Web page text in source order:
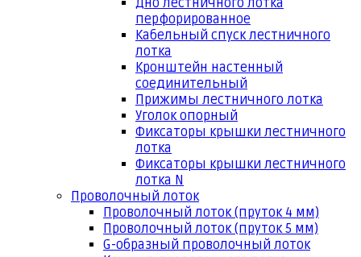
Дно лестничного лотка
перфорированное
Кабельный спуск лестничного
лотка
Кронштейн настенный
соединительный
Прижимы лестничного лотка
Уголок опорный
Фиксаторы крышки лестничного
лотка
Фиксаторы крышки лестничного
лотка N
Проволочный лоток
Проволочный лоток (пруток 4 мм)
Проволочный лоток (пруток 5 мм)
G-образный проволочный лоток